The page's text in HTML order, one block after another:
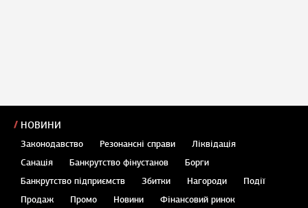
НОВИНИ
Законодавство Резонансні справи
Ліквідація
Санація
Банкрутство фінустанов
Борги
Банкрутство підприємств
Збитки Нагороди
Події
Продаж
Промо Новини Фінансовий ринок